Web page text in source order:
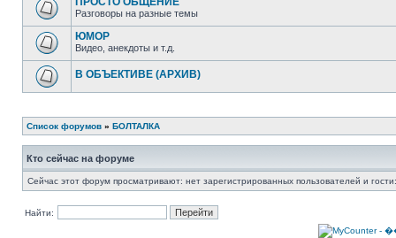
Разговоры на разные темы
ЮМОР
Видео, анекдоты и т.д.
В ОБЪЕКТИВЕ (АРХИВ)
Список форумов » БОЛТАЛКА
Кто сейчас на форуме
Сейчас этот форум просматривают: нет зарегистрированных пользователей и
Найти: